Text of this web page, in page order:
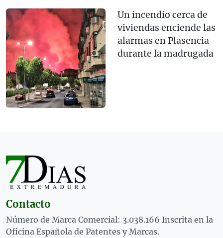
Un incendio cerca de
viviendas enciende las
alarmas en Plasencia
durante la madrugada
Contacto
Número de Marca Comercial: 3.038.166 Inscrita en la
Oficina Española de Patentes y Marcas.